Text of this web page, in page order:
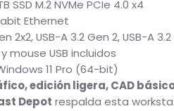
Ultra 5 235 (14 núcleos)
RTX A400 (4 GB GDDR6)
DDR5 5600 MHz
TB SSD M.2 NVMe PCIe 4.0 x4
Ethernet
2x2, USB-A 3.2 Gen 2, USB-A